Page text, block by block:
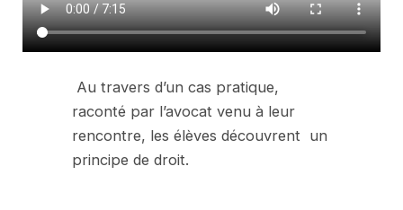
Au travers d’un cas pratique,
raconté par l’avocat venu à leur
rencontre, les élèves découvrent un
principe de droit.